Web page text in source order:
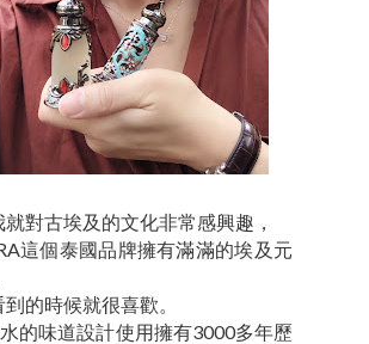
對古埃及的文化非常感興趣，
這個泰國品牌擁有滿滿的埃及元
的時候就很喜歡。
水的味道設計使用擁有3000多年歷